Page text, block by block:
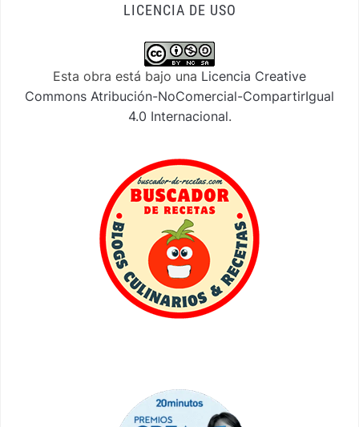
LICENCIA DE USO
Esta obra está bajo una Licencia Creative
Commons Atribución-NoComercial-CompartirIgual
4.0 Internacional.